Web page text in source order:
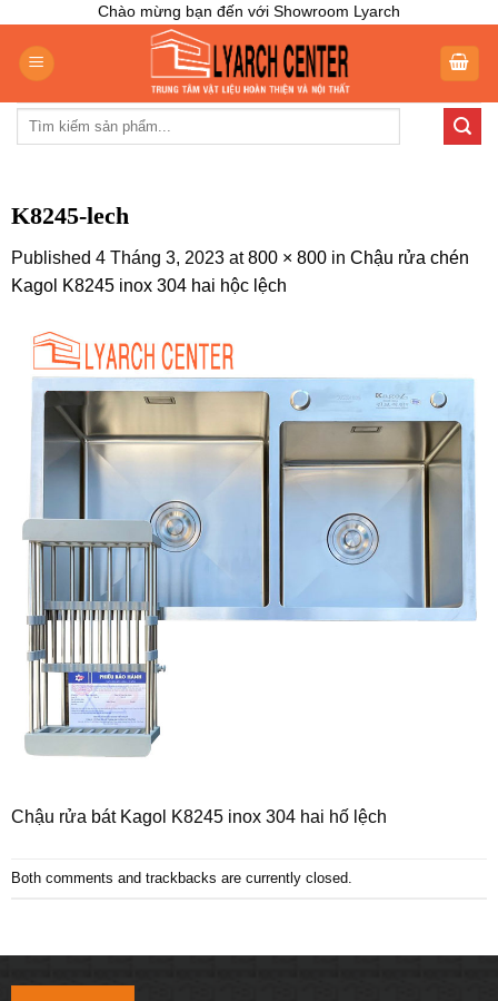
content
Chào mừng bạn đến với Showroom Lyarch
Tìm
K8245-lech
Published 4 Tháng 3, 2023 at800 × 800 in Chậu rửa chén
Kagol K8245 inox 304 hai hộc lệch
Chậu rửa bát Kagol K8245 inox 304 hai hố lệch
Both comments and trackbacks are currently closed.